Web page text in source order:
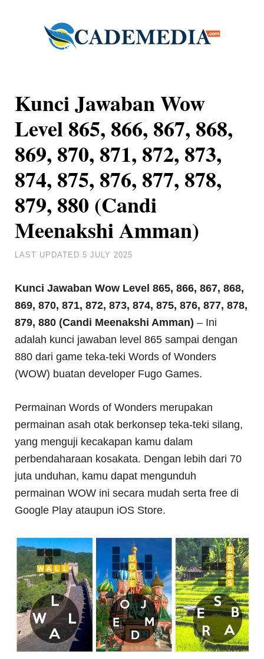
Kunci Jawaban Wow
Level 865, 866, 867, 868,
869, 870, 871, 872, 873,
874, 875, 876, 877, 878,
879, 880 (Candi
Meenakshi Amman)
LAST UPDATED5 JULY 2025
Kunci Jawaban Wow Level 865, 866, 867, 868,
869, 870, 871, 872, 873, 874, 875, 876, 877, 878,
879, 880 (Candi Meenakshi Amman) – Ini
adalah kunci jawaban level 865 sampai dengan
880 dari game teka-teki Words of Wonders
(WOW) buatan developer Fugo Games.
Permainan Words of Wonders merupakan
permainan asah otak berkonsep teka-teki silang,
yang menguji kecakapan kamu dalam
perbendaharaan kosakata. Dengan lebih dari 70
juta unduhan, kamu dapat mengunduh
permainan WOW ini secara mudah serta free di
Google Play ataupun iOS Store.